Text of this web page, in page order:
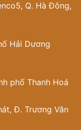
bộ mặt tiền.
tắc đối xứng
cổ điển và cửa sổ
giữa các
kiến trúc đầy cuốn
những đường gờ
trật tự – những giá
nhiên, những
cách khéo léo,
Q. Hà Đông,
Hải Dương
phố Thanh Hoá
Đ. Trương Văn